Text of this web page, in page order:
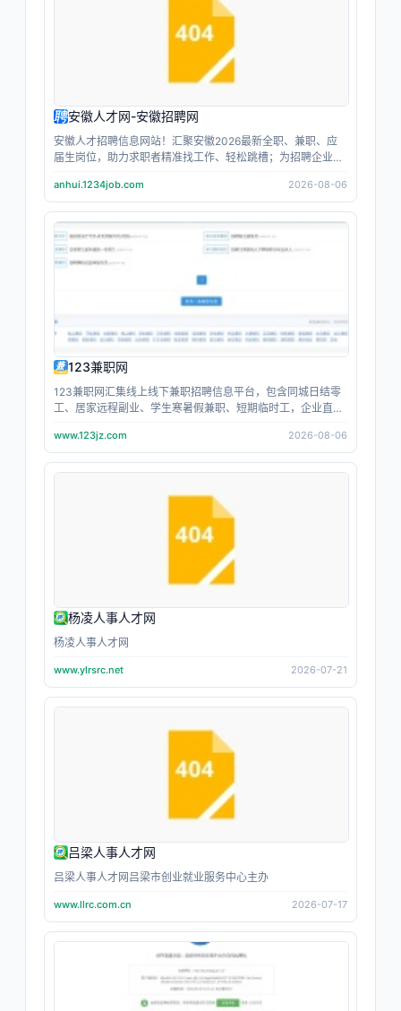
安徽人才网-安徽招聘网
安徽人才招聘信息网站！汇聚安徽2026最新全职、兼职、应
届生岗位，助力求职者精准找工作、轻松跳槽；为招聘企业人
上主角跳动；让每个人都成为职场主角。
anhui.1234job.com 2026-08-06
123兼职网
123兼职网汇集线上线下兼职招聘信息平台，包含同城日结零
工、居家远程副业、学生寒暑假兼职、短期临时工，企业直招
职工作。
www.123jz.com 2026-08-06
杨凌人事人才网
杨凌人事人才网
www.ylrsrc.net 2026-07-21
吕梁人事人才网
吕梁人事人才网吕梁市创业就业服务中心主办
www.llrc.com.cn 2026-07-17